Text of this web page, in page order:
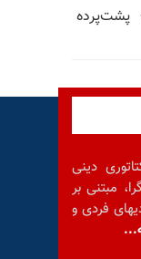
پشت‌پرده
دینی
مبتنی بر
فردی و